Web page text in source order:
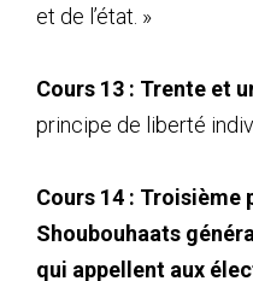
et de l’état. »
Cours 13 : Trente et
principe de liberté
Cours 14 :
Shoubouhaats
qui appellent aux